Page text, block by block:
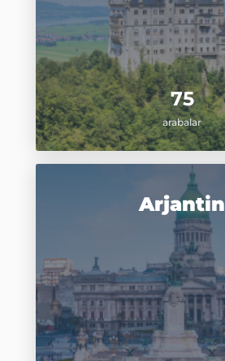
75
arabalar
Arjantin